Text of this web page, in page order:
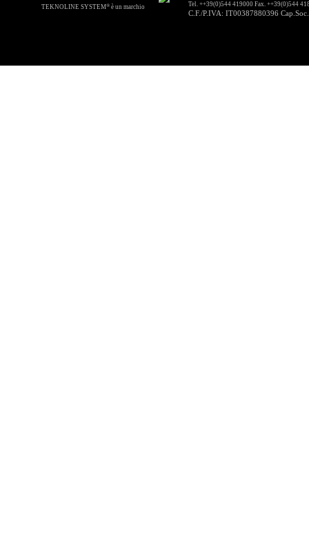
TEKNOLINE SYSTEM® è un marchio
Tel. ++39(0)544 419000 Fax. ++39(0)544
C.F./P.IVA: IT00387880396